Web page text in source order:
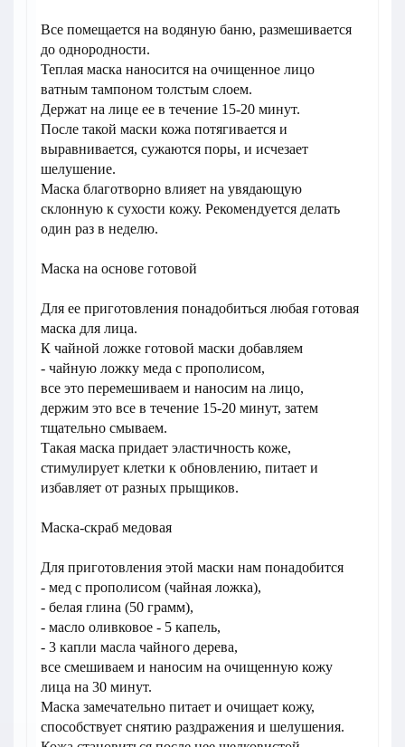
Все помещается на водяную баню, размешивается
до однородности.
Теплая маска наносится на очищенное лицо
ватным тампоном толстым слоем.
Держат на лице ее в течение 15-20 минут.
После такой маски кожа потягивается и
выравнивается, сужаются поры, и исчезает
шелушение.
Маска благотворно влияет на увядающую
склонную к сухости кожу. Рекомендуется делать
один раз в неделю.
Маска на основе готовой
Для ее приготовления понадобиться любая готовая
маска для лица.
К чайной ложке готовой маски добавляем
- чайную ложку меда с прополисом,
все это перемешиваем и наносим на лицо,
держим это все в течение 15-20 минут, затем
тщательно смываем.
Такая маска придает эластичность коже,
стимулирует клетки к обновлению, питает и
избавляет от разных прыщиков.
Маска-скраб медовая
Для приготовления этой маски нам понадобится
- мед с прополисом (чайная ложка),
- белая глина (50 грамм),
- масло оливковое - 5 капель,
- 3 капли масла чайного дерева,
все смешиваем и наносим на очищенную кожу
лица на 30 минут.
Маска замечательно питает и очищает кожу,
способствует снятию раздражения и шелушения.